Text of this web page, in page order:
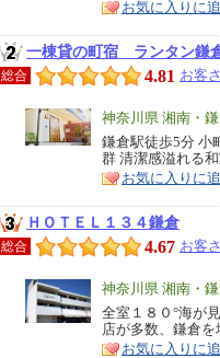
お気に入りに
一棟貸の町宿 ランタン鎌
総合 4.81 お客
エ
リ
ア
神奈川県 湘南・
特
徴
鎌倉駅徒歩5分 小
群 清潔感溢れる
お気に入りに
ＨＯＴＥＬ１３４鎌倉
総合 4.67 お客
エ
リ
ア
神奈川県 湘南・
特
徴
全室１８０°海が
店が多数、鎌倉
お気に入りに